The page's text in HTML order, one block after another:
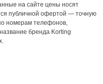
на сайте цены носят
публичной офертой — точную
номерам телефонов,
бренда Korting